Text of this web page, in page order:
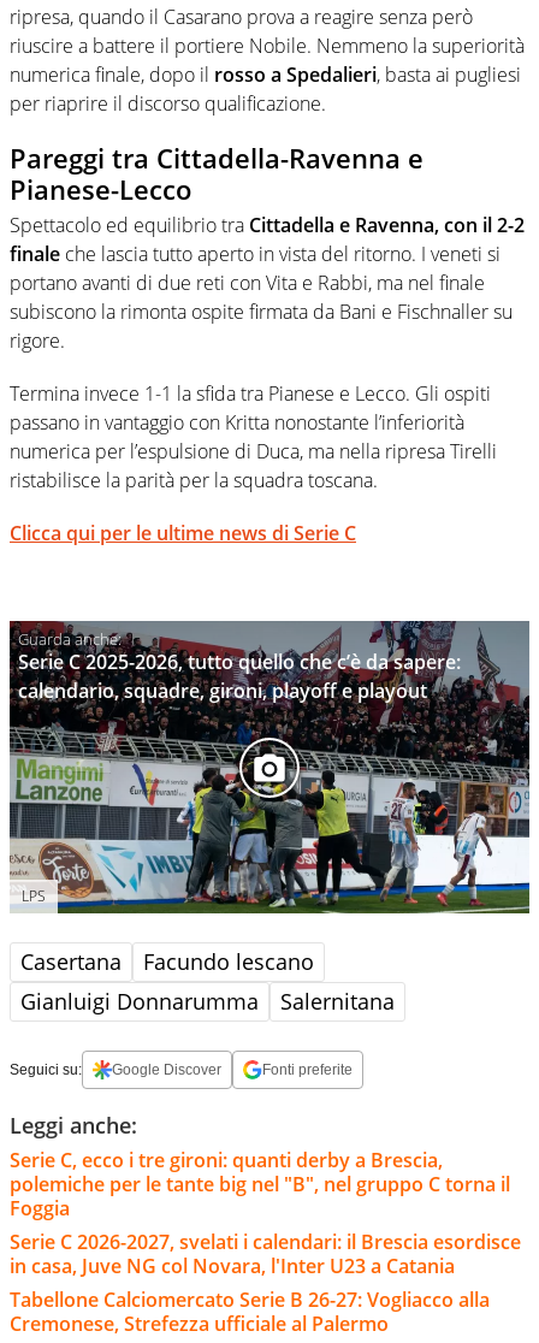
ripresa, quando il Casarano prova a reagire senza però
riuscire a battere il portiere Nobile. Nemmeno la superiorità
numerica finale, dopo il rosso a Spedalieri, basta ai pugliesi
per riaprire il discorso qualificazione.
Pareggi tra Cittadella-Ravenna e
Pianese-Lecco
Spettacolo ed equilibrio tra Cittadella e Ravenna, con il 2-2
finale che lascia tutto aperto in vista del ritorno. I veneti si
portano avanti di due reti con Vita e Rabbi, ma nel finale
subiscono la rimonta ospite firmata da Bani e Fischnaller su
rigore.
Termina invece 1-1 la sfida tra Pianese e Lecco. Gli ospiti
passano in vantaggio con Kritta nonostante l’inferiorità
numerica per l’espulsione di Duca, ma nella ripresa Tirelli
ristabilisce la parità per la squadra toscana.
Clicca qui per le ultime news di Serie C
Serie C 2025-2026, tutto quello che c’è da sapere:
calendario, squadre, gironi, playoff e playout
LPS
Casertana
Facundo lescano
Gianluigi Donnarumma
Salernitana
Seguici su: Google Discover Fonti preferite
Leggi anche:
Serie C, ecco i tre gironi: quanti derby a Brescia,
polemiche per le tante big nel "B", nel gruppo C torna il
Foggia
Serie C 2026-2027, svelati i calendari: il Brescia esordisce
in casa, Juve NG col Novara, l'Inter U23 a Catania
Tabellone Calciomercato Serie B 26-27: Vogliacco alla
Cremonese, Strefezza ufficiale al Palermo